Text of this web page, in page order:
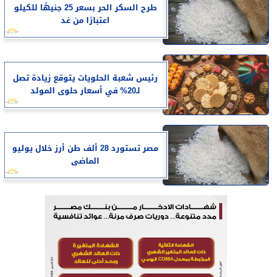
طرح السكر الحر بسعر 25 جنيهًا للكيلو
اعتبارًا من غد
رئيس شعبة الحلويات يتوقع زيادة تصل
لـ20% في أسعار حلوى المولد
مصر تستورد 28 ألف طن أرز خلال يوليو
الماضى